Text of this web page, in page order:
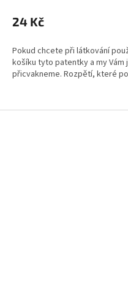
24 Kč
Pokud chcete při látkování
košíku tyto patentky a my
přicvakneme. Rozpětí, které